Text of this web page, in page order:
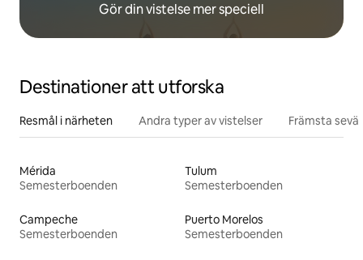
Gör din vistelse mer speciell
Destinationer att utforska
Resmål i närheten Andra typer av vistelser Främsta
Mérida
Semesterboenden
Tulum
Semesterboenden
Campeche
Semesterboenden
Puerto Morelos
Semesterboenden